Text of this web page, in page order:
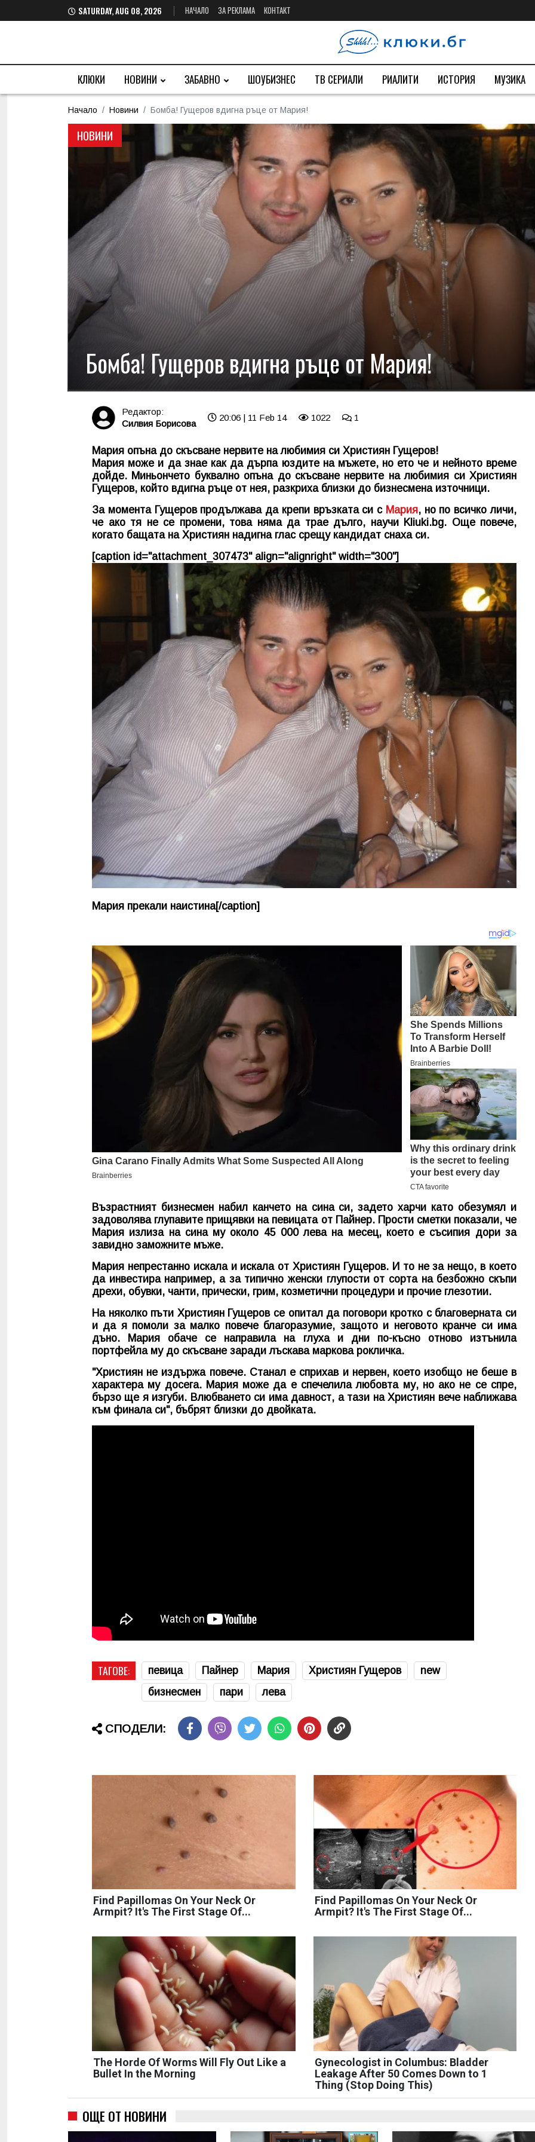
SATURDAY, AUG 08, 2026 НАЧАЛО ЗА РЕКЛАМА КОНТАКТ
КЛЮКИ НОВИНИ ЗАБАВНО ШОУБИЗНЕС ТВ СЕРИАЛИ РИАЛИТИ ИСТОРИЯ МУЗИКА
Начало Новини Бомба! Гущеров вдигна ръце от Мария!
НОВИНИ
Бомба! Гущеров вдигна ръце от Мария!
Редактор:
Силвия Борисова
20:06 | 11 Feb 14 1022 1
Мария опъна до скъсване нервите на любимия си Християн Гущеров!
Мария може и да знае как да дърпа юздите на мъжете, но ето че и нейното време
дойде. Миньончето буквално опъна до скъсване нервите на любимия си Християн
Гущеров, който вдигна ръце от нея, разкриха близки до бизнесмена източници.
За момента Гущеров продължава да крепи връзката си с Мария, но по всичко личи,
че ако тя не се промени, това няма да трае дълго, научи Kliuki.bg. Още повече,
когато бащата на Християн надигна глас срещу кандидат снаха си.
[caption id="attachment_307473" align="alignright" width="300"]
Мария прекали наистина[/caption]
Възрастният бизнесмен набил канчето на сина си, задето харчи като обезумял и
задоволява глупавите прищявки на певицата от Пайнер. Прости сметки показали, че
Мария излиза на сина му около 45 000 лева на месец, което е съсипия дори за
завидно заможните мъже.
Мария непрестанно искала и искала от Християн Гущеров. И то не за нещо, в което
да инвестира например, а за типично женски глупости от сорта на безбожно скъпи
дрехи, обувки, чанти, прически, грим, козметични процедури и прочие глезотии.
На няколко пъти Християн Гущеров се опитал да поговори кротко с благоверната си
и да я помоли за малко повече благоразумие, защото и неговото кранче си има
дъно. Мария обаче се направила на глуха и дни по-късно отново изтънила
портфейла му до скъсване заради лъскава маркова рокличка.
"Християн не издържа повече. Станал е сприхав и нервен, което изобщо не беше в
характера му досега. Мария може да е спечелила любовта му, но ако не се спре,
бързо ще я изгуби. Влюбването си има давност, а тази на Християн вече наближава
към финала си", бъбрят близки до двойката.
ТАГОВЕ: певица Пайнер Мария Християн Гущеров
new
бизнесмен
пари лева
СПОДЕЛИ:
Find Papillomas On Your Neck Or
Armpit? It's The First Stage Of...
Find Papillomas On Your Neck Or
Armpit? It's The First Stage Of...
The Horde Of Worms Will Fly Out Like a
Bullet In the Morning
Gynecologist in Columbus: Bladder
Leakage After 50 Comes Down to 1
Thing (Stop Doing This)
ОЩЕ ОТ НОВИНИ